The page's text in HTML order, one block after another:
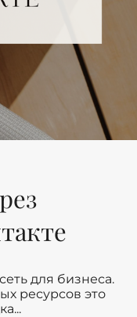
для бизнеса.
ресурсов это